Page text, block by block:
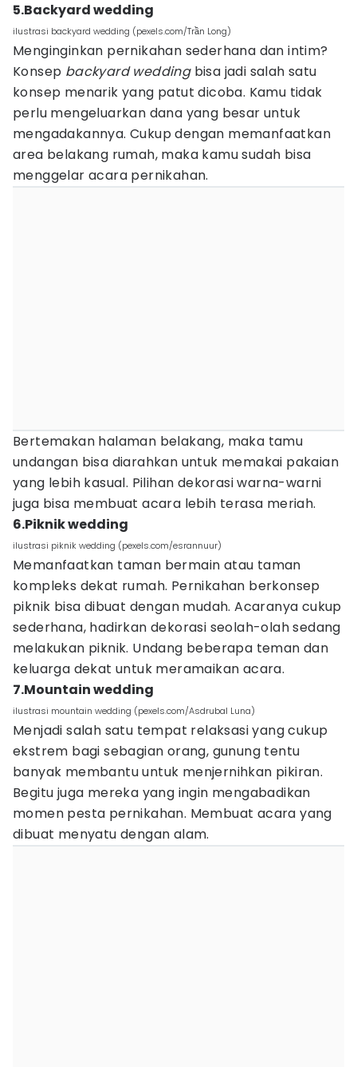
5.Backyard wedding
ilustrasi backyard wedding (pexels.com/Trần Long)
Menginginkan pernikahan sederhana dan intim?
Konsep backyard weddingbisa jadi salah satu
konsep menarik yang patut dicoba. Kamu tidak
perlu mengeluarkan dana yang besar untuk
mengadakannya. Cukup dengan memanfaatkan
area belakang rumah, maka kamu sudah bisa
menggelar acara pernikahan.
Bertemakan halaman belakang, maka tamu
undangan bisa diarahkan untuk memakai pakaian
yang lebih kasual. Pilihan dekorasi warna-warni
juga bisa membuat acara lebih terasa meriah.
6.Piknik wedding
ilustrasi piknik wedding (pexels.com/esrannuur)
Memanfaatkan taman bermain atau taman
kompleks dekat rumah. Pernikahan berkonsep
piknik bisa dibuat dengan mudah. Acaranya cukup
sederhana, hadirkan dekorasi seolah-olah sedang
melakukan piknik. Undang beberapa teman dan
keluarga dekat untuk meramaikan acara.
7.Mountain wedding
ilustrasi mountain wedding (pexels.com/Asdrubal Luna)
Menjadi salah satu tempat relaksasi yang cukup
ekstrem bagi sebagian orang, gunung tentu
banyak membantu untuk menjernihkan pikiran.
Begitu juga mereka yang ingin mengabadikan
momen pesta pernikahan. Membuat acara yang
dibuat menyatu dengan alam.